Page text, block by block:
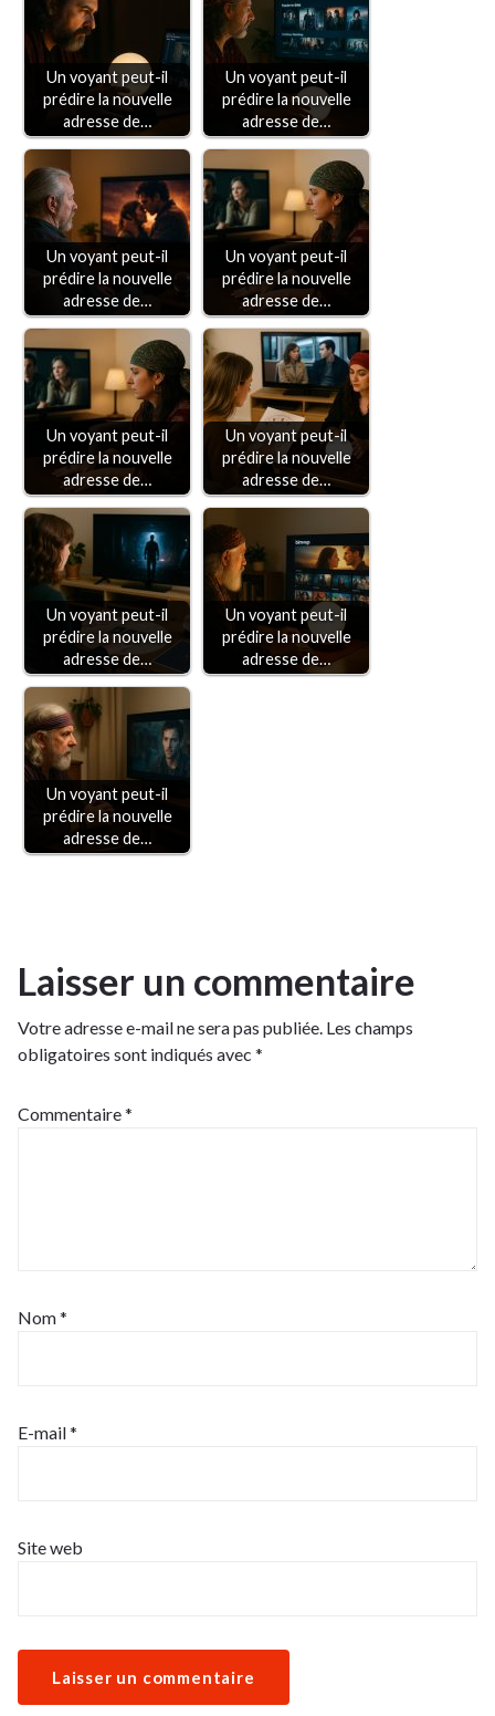
Un voyant peut-il
prédire la nouvelle
adresse de…
Un voyant peut-il
prédire la nouvelle
adresse de…
Un voyant peut-il
prédire la nouvelle
adresse de…
Un voyant peut-il
prédire la nouvelle
adresse de…
Un voyant peut-il
prédire la nouvelle
adresse de…
Un voyant peut-il
prédire la nouvelle
adresse de…
Un voyant peut-il
prédire la nouvelle
adresse de…
Un voyant peut-il
prédire la nouvelle
adresse de…
Un voyant peut-il
prédire la nouvelle
adresse de…
Laisser un commentaire
Votre adresse e-mail ne sera pas publiée. Les champs
obligatoires sont indiqués avec *
Commentaire*
Nom*
E-mail*
Site web